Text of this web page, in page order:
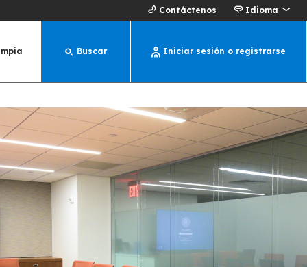
Contáctenos Idioma
Buscar Iniciar sesión o registrarse